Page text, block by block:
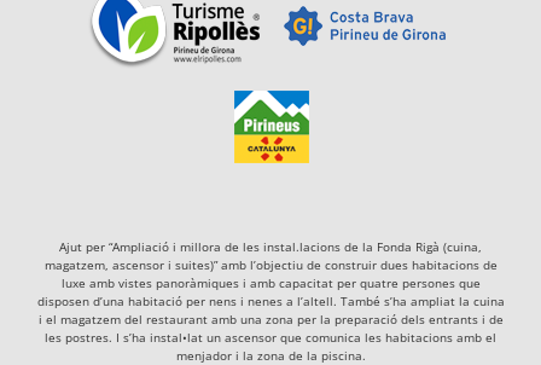
Ajut per “Ampliació i millora de les instal.lacions de la Fonda Rigà (cuina,
magatzem, ascensor i suites)” amb l’objectiu de construir dues habitacions de
luxe amb vistes panoràmiques i amb capacitat per quatre persones que
disposen d’una habitació per nens i nenes a l’altell. També s’ha ampliat la cuina
i el magatzem del restaurant amb una zona per la preparació dels entrants i de
les postres. I s’ha instal•lat un ascensor que comunica les habitacions amb el
menjador i la zona de la piscina.